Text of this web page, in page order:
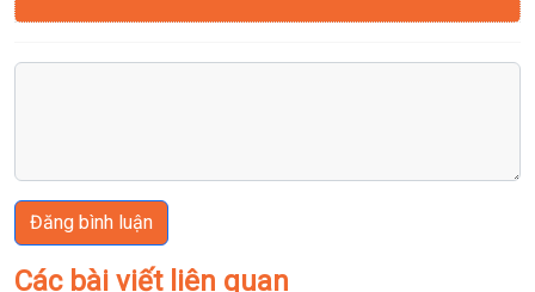
Đăng bình luận
Các bài viết liên quan